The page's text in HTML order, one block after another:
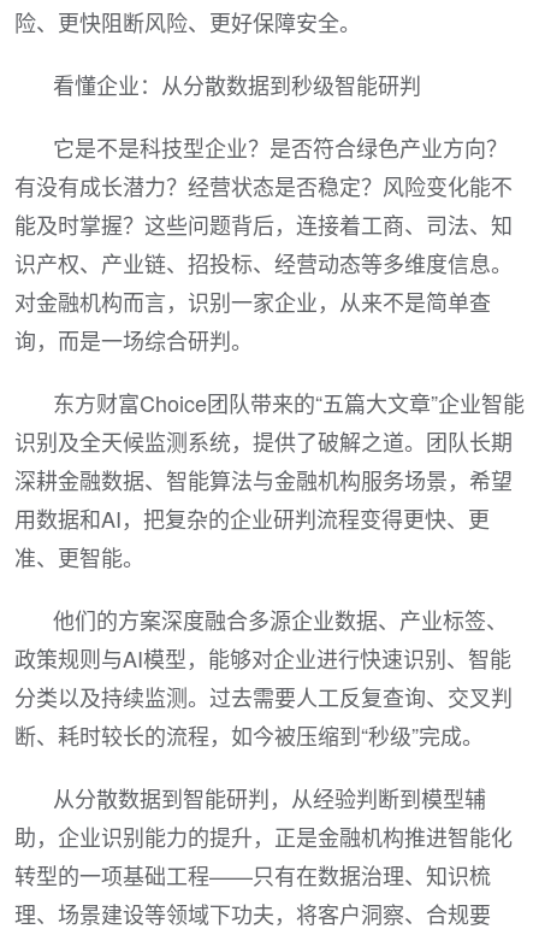
险、更快阻断风险、更好保障安全。
看懂企业：从分散数据到秒级智能研判
它是不是科技型企业？是否符合绿色产业方向？
有没有成长潜力？经营状态是否稳定？风险变化能不
能及时掌握？这些问题背后，连接着工商、司法、知
识产权、产业链、招投标、经营动态等多维度信息。
对金融机构而言，识别一家企业，从来不是简单查
询，而是一场综合研判。
东方财富Choice团队带来的“五篇大文章”企业智能
识别及全天候监测系统，提供了破解之道。团队长期
深耕金融数据、智能算法与金融机构服务场景，希望
用数据和AI，把复杂的企业研判流程变得更快、更
准、更智能。
他们的方案深度融合多源企业数据、产业标签、
政策规则与AI模型，能够对企业进行快速识别、智能
分类以及持续监测。过去需要人工反复查询、交叉判
断、耗时较长的流程，如今被压缩到“秒级”完成。
从分散数据到智能研判，从经验判断到模型辅
助，企业识别能力的提升，正是金融机构推进智能化
转型的一项基础工程——只有在数据治理、知识梳
理、场景建设等领域下功夫，将客户洞察、合规要